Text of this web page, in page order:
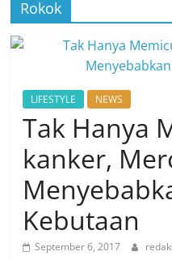
Rokok
LIFESTYLE NEWS
Tak Hanya
kanker,
Kebutaan
September 6, 2017